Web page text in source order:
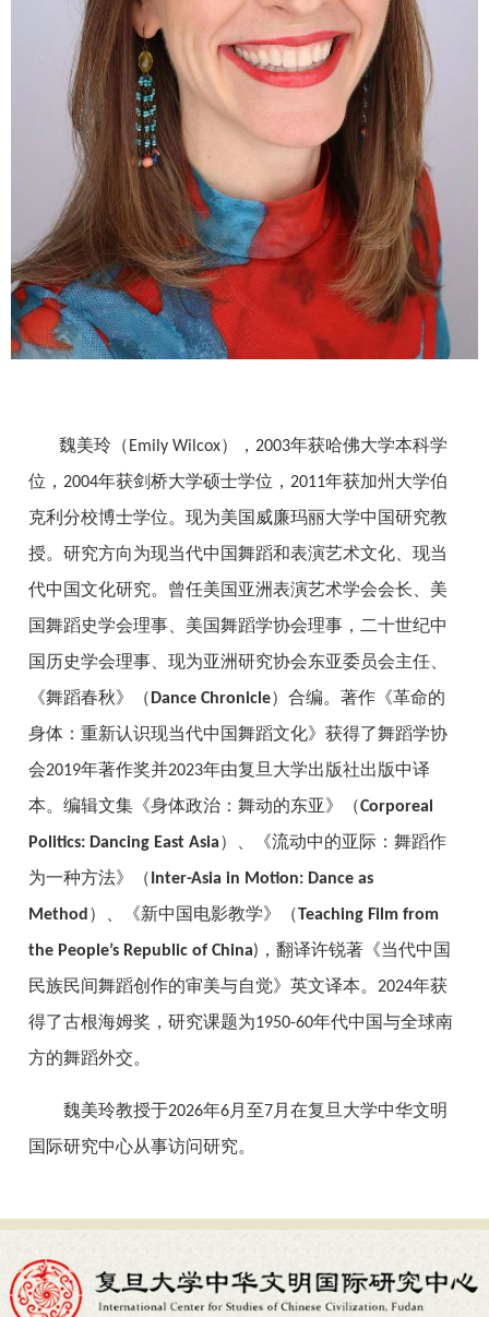
魏美玲（ Emily Wilcox）， 2003年获哈佛大学本科学
位， 2004年获剑桥大学硕士学位， 2011年获加州大学伯
克利分校博士学位。现为美国威廉玛丽大学中国研究教
授。研究方向为现当代中国舞蹈和表演艺术文化、现当
代中国文化研究。曾任美国亚洲表演艺术学会会长、美
国舞蹈史学会理事、美国舞蹈学协会理事，二十世纪中
国历史学会理事、现为亚洲研究协会东亚委员会主任、
《舞蹈春秋》（ Dance Chronicle）合编。著作《革命的
身体：重新认识现当代中国舞蹈文化》获得了舞蹈学协
会2019年著作奖并2023年由复旦大学出版社出版中译
本。编辑文集《身体政治：舞动的东亚》（Corporeal
Politics: Dancing East Asia）、《流动中的亚际：舞蹈作
为一种方法》（ Inter-Asia in Motion: Dance as
Method ）、《新中国电影教学》（Teaching Film from
the People’s Republic of China) ，翻译许锐著《当代中国
民族民间舞蹈创作的审美与自觉》英文译本。 2024年获
得了古根海姆奖，研究课题为1950-60年代中国与全球南
方的舞蹈外交。
魏美玲教授于2026年6月至7月在复旦大学中华文明
国际研究中心从事访问研究。